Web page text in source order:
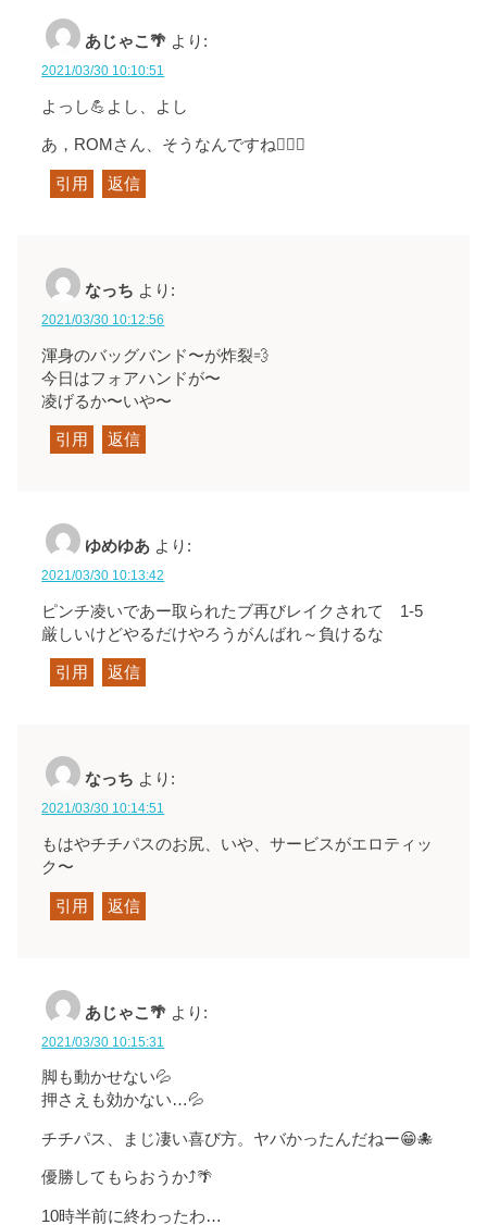
あじゃこ🌴 より:
2021/03/30 10:10:51
よっし💪よし、よし
あ，ROMさん、そうなんですね🙇🏻‍♀️
引用 返信
なっち より:
2021/03/30 10:12:56
渾身のバッグバンド〜が炸裂💨
今日はフォアハンドが〜
凌げるか〜いや〜
引用 返信
ゆめゆあ より:
2021/03/30 10:13:42
ピンチ凌いであー取られたブ再びレイクされて 1-5
厳しいけどやるだけやろうがんばれ～負けるな
引用 返信
なっち より:
2021/03/30 10:14:51
もはやチチパスのお尻、いや、サービスがエロティッ
ク〜
引用 返信
あじゃこ🌴 より:
2021/03/30 10:15:31
脚も動かせない💦
押さえも効かない…💦
チチパス、まじ凄い喜び方。ヤバかったんだねー😁🐙
優勝してもらおうか⤴️🌴
10時半前に終わったわ…